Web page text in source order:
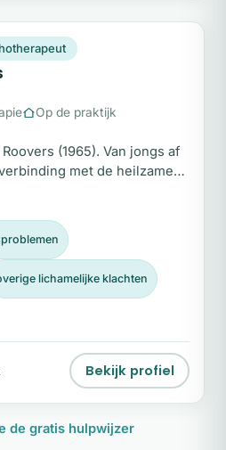
CR
Op de praktijk
(1965). Van jongs af
met de heilzame
en een gezonde
lichamelijke klachten
Bekijk profiel
de gratis hulpwijzer